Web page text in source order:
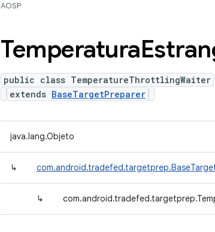
AOSP
Temperatura
public class TemperatureThrottlingWaiter
extends BaseTargetPreparer
java.lang.Objeto
↳
↳